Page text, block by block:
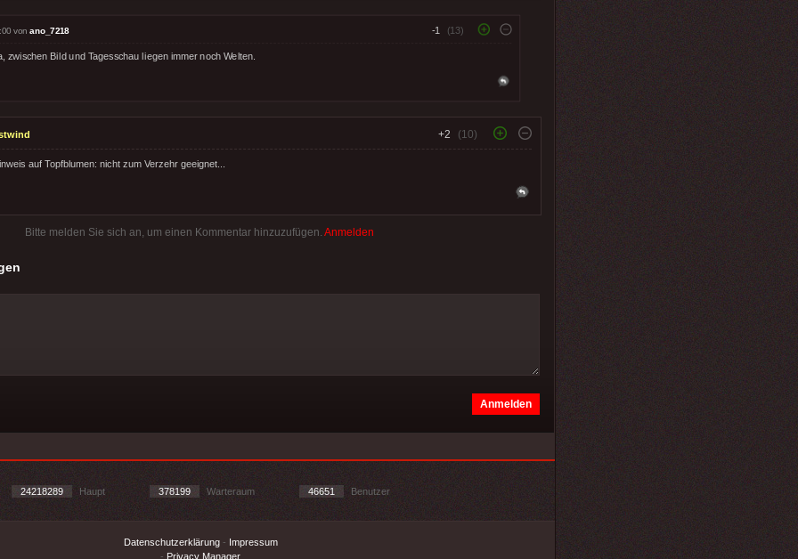
vonano_7218 -1 (13)
zwischen Bild und Tagesschau liegen immer noch Welten.
+2 (10)
auf Topfblumen: nicht zum Verzehr geeignet...
Bitte melden Sie sich an, um einen Kommentar hinzuzufügen. Anmelden
24218289 Haupt 378199 Warteraum 46651 Benutzer
Datenschutzerklärung- Impressum
- Privacy Manager